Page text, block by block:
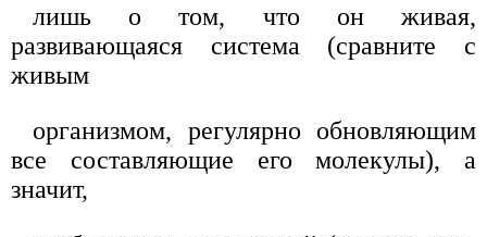
лишь о том, что он живая,
развивающаяся система (сравните с
живым
организмом, регулярно обновляющим
все составляющие его молекулы), а
значит,